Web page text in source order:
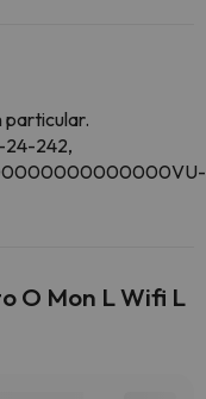
particular.
24-242,
O Mon L Wifi L